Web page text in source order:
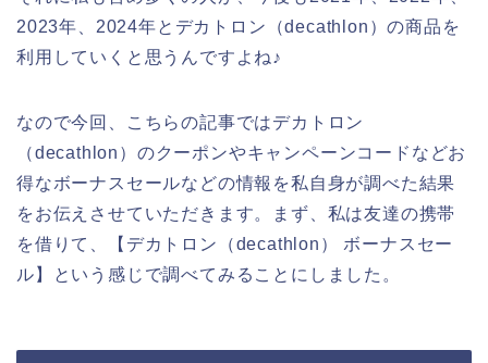
2023年、2024年とデカトロン（decathlon）の商品を
利用していくと思うんですよね♪
なので今回、こちらの記事ではデカトロン
（decathlon）のクーポンやキャンペーンコードなどお
得なボーナスセールなどの情報を私自身が調べた結果
をお伝えさせていただきます。まず、私は友達の携帯
を借りて、【デカトロン（decathlon） ボーナスセー
ル】という感じで調べてみることにしました。